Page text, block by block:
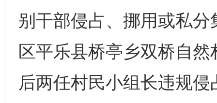
别干部侵占、挪用或私
区平乐县桥亭乡双桥自
后两任村民小组长违规